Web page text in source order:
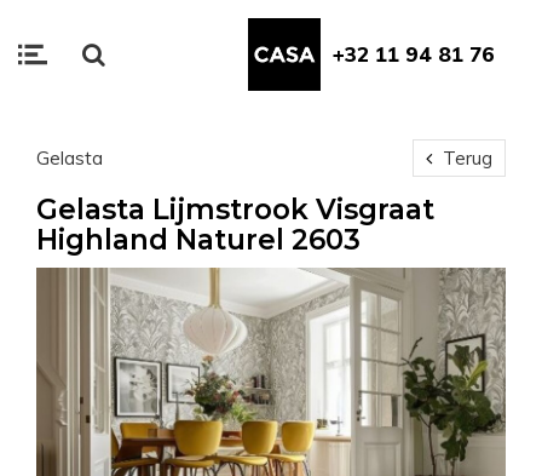
+32 11 94 81 76
Gelasta Terug
Gelasta Lijmstrook Visgraat
Highland Naturel 2603